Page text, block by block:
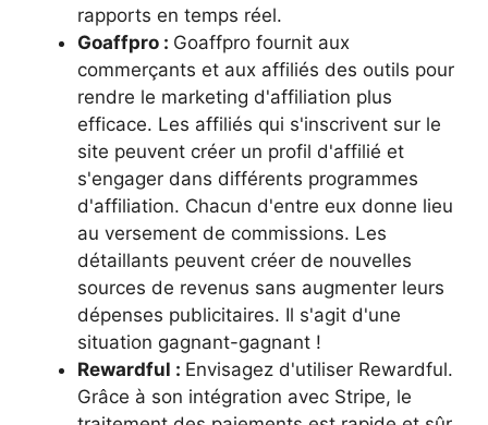
rapports en temps réel.
Goaffpro : Goaffpro fournit aux
commerçants et aux affiliés des outils pour
rendre le marketing d'affiliation plus
efficace. Les affiliés qui s'inscrivent sur le
site peuvent créer un profil d'affilié et
s'engager dans différents programmes
d'affiliation. Chacun d'entre eux donne lieu
au versement de commissions. Les
détaillants peuvent créer de nouvelles
sources de revenus sans augmenter leurs
dépenses publicitaires. Il s'agit d'une
situation gagnant-gagnant !
Rewardful : Envisagez d'utiliser Rewardful.
Grâce à son intégration avec Stripe, le